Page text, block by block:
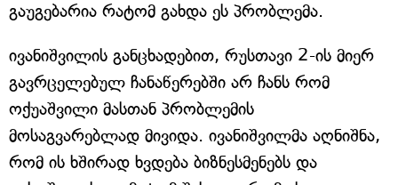
გაუგებარია რატომ გახდა ეს პრობლემა.
ივანიშვილის განცხადებით, რუსთავი 2-ის მიერ
გავრცელებულ ჩანაწერებში არ ჩანს რომ
ოქუაშვილი მასთან პრობლემის
მოსაგვარებლად მივიდა. ივანიშვილმა აღნიშნა,
რომ ის ხშირად ხვდება ბიზნესმენებს და